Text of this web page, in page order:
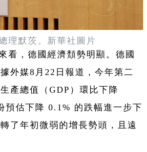
理默茨。 新華社圖片
看，德國經濟頽勢明顯。德國
外媒8月22日報道，今年第二
產總值（GDP）環比下降
預估下降 0.1% 的跌幅進一步下
了年初微弱的增長勢頭，且遠